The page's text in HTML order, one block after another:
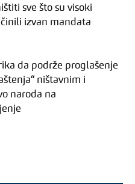
sve što su visoki
izvan mandata
da podrže proglašenje
ništavnim i
naroda na